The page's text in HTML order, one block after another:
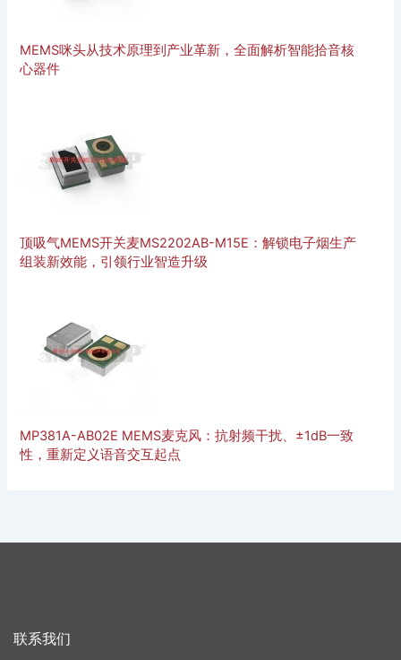
MEMS咪头从技术原理到产业革新，全面解析智能拾音核
心器件
顶吸气MEMS开关麦MS2202AB-M15E：解锁电子烟生产
组装新效能，引领行业智造升级
MP381A-AB02E MEMS麦克风：抗射频干扰、±1dB一致
性，重新定义语音交互起点
联系我们